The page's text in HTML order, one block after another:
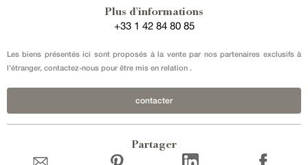
Plus d'informations
+33 1 42 84 80 85
Les biens présentés ici sont proposés à la vente par nos partenaires exclusifs à
l'étranger, contactez-nous pour être mis en relation .
contacter
Partager